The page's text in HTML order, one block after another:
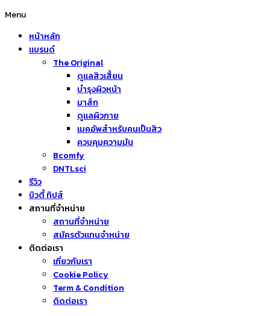
Menu
หน้าหลัก
แบรนด์
The Original
ดูแลสิวเสี้ยน
บำรุงผิวหน้า
มาส์ก
ดูแลผิวกาย
เมคอัพสำหรับคนเป็นสิว
ควบคุมความมัน
Bcomfy
DNTLsci
รีวิว
บิวตี้ ทิปส์
สถานที่จำหน่าย
สถานที่จำหน่าย
สมัครตัวแทนจำหน่าย
ติดต่อเรา
เกี่ยวกับเรา
Cookie Policy
Term & Condition
ติดต่อเรา